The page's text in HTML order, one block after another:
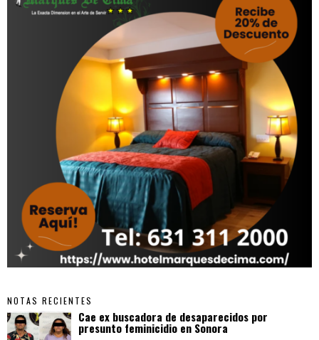
NOTAS RECIENTES
Cae ex buscadora de desaparecidos por
presunto feminicidio en Sonora